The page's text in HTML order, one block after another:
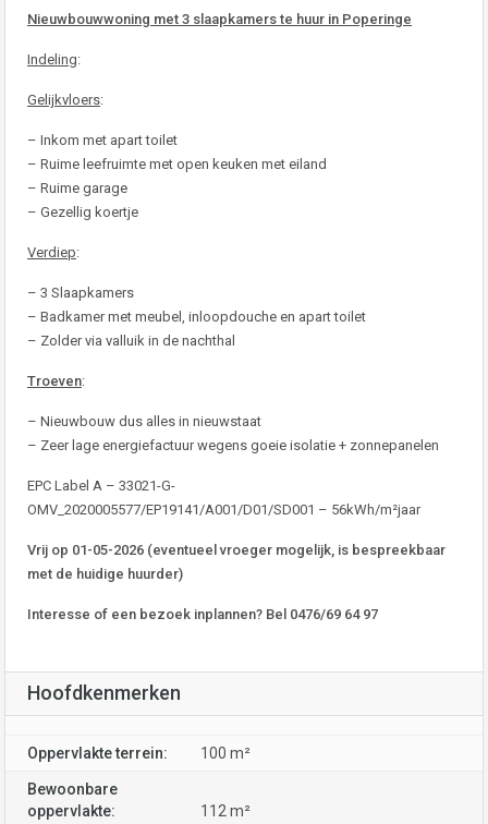
Nieuwbouwwoning met 3 slaapkamers te huur in Poperinge
Indeling:
Gelijkvloers:
– Inkom met apart toilet
– Ruime leefruimte met open keuken met eiland
– Ruime garage
– Gezellig koertje
Verdiep:
– 3 Slaapkamers
– Badkamer met meubel, inloopdouche en apart toilet
– Zolder via valluik in de nachthal
Troeven:
– Nieuwbouw dus alles in nieuwstaat
– Zeer lage energiefactuur wegens goeie isolatie + zonnepanelen
EPC Label A – 33021-G-
OMV_2020005577/EP19141/A001/D01/SD001 – 56kWh/m²jaar
Vrij op 01-05-2026 (eventueel vroeger mogelijk, is bespreekbaar
met de huidige huurder)
Interesse of een bezoek inplannen? Bel 0476/69 64 97
Hoofdkenmerken
Oppervlakte terrein: 100 m²
Bewoonbare
oppervlakte:
112 m²